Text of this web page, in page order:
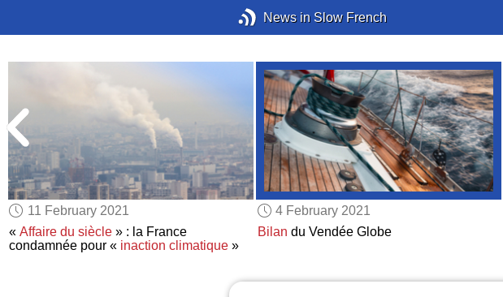
News in Slow French
11 February 2021
«Affaire du siècle » : la France
condamnée pour « inaction climatique »
4 February 2021
Bilan du Vendée Globe